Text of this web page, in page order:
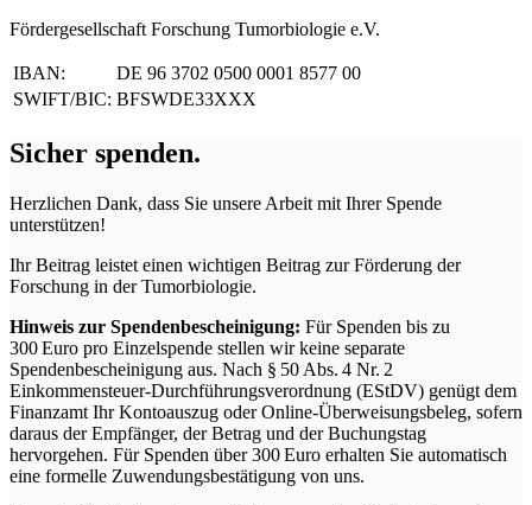
Fördergesellschaft Forschung Tumorbiologie e.V.
IBAN:
DE 96 3702 0500 0001 8577 00
SWIFT/BIC: BFSWDE33XXX
Sicher spenden.
Herzlichen Dank, dass Sie unsere Arbeit mit Ihrer Spende
unterstützen!
Ihr Beitrag leistet einen wichtigen Beitrag zur Förderung der
Forschung in der Tumorbiologie.
Hinweis zur Spendenbescheinigung: Für Spenden bis zu
300 Euro pro Einzelspende stellen wir keine separate
Spendenbescheinigung aus. Nach § 50 Abs. 4 Nr. 2
Einkommensteuer-Durchführungsverordnung (EStDV) genügt dem
Finanzamt Ihr Kontoauszug oder Online-Überweisungsbeleg, sofern
daraus der Empfänger, der Betrag und der Buchungstag
hervorgehen. Für Spenden über 300 Euro erhalten Sie automatisch
eine formelle Zuwendungsbestätigung von uns.